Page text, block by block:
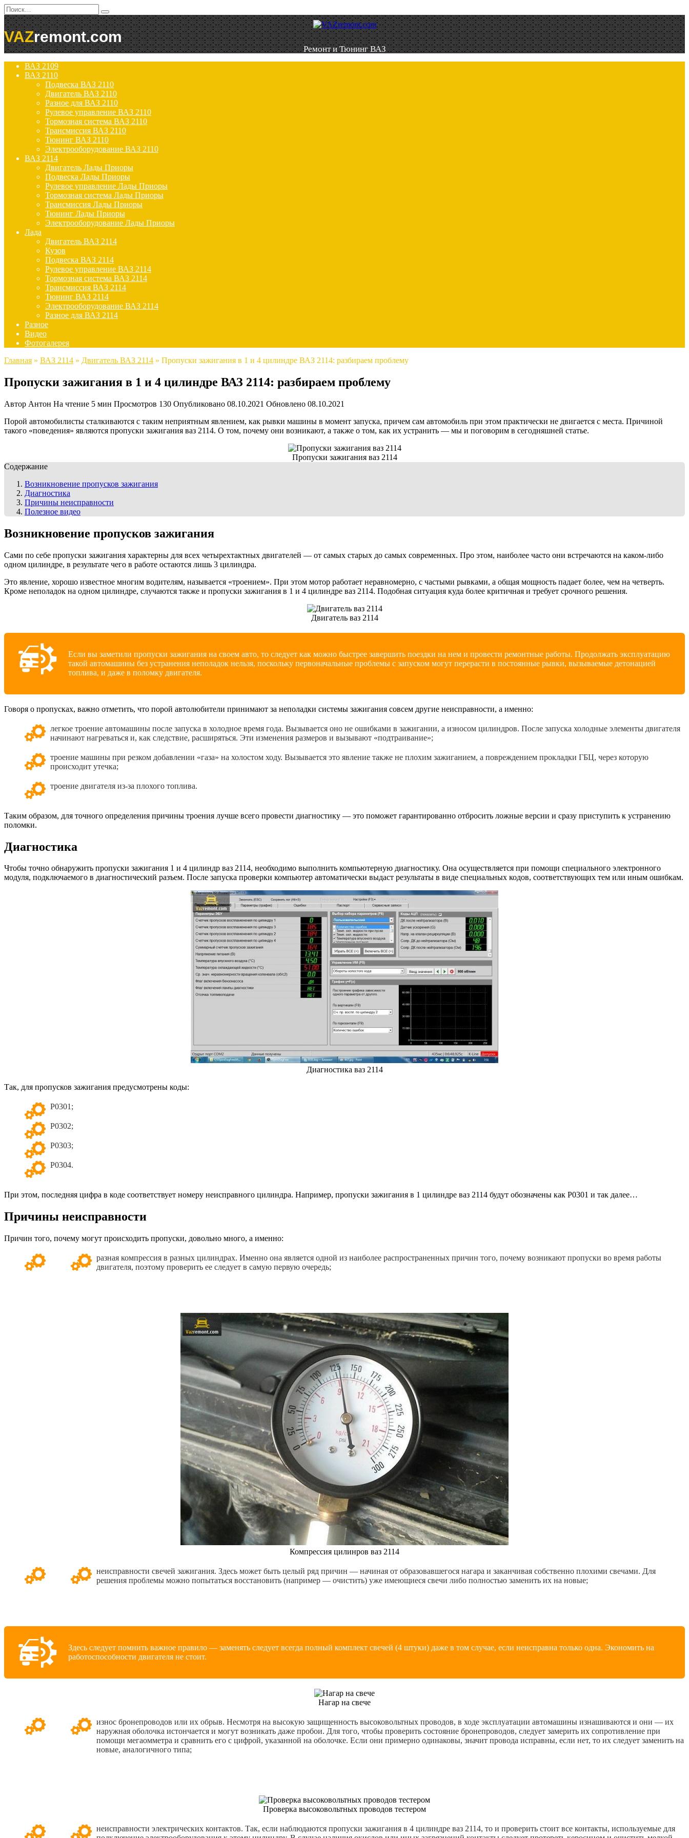
Перейти
к
содержанию
Search
for:
VAZremont.com
Ремонт и Тюнинг ВАЗ
ВАЗ 2109
ВАЗ 2110
Подвеска ВАЗ 2110
Двигатель ВАЗ 2110
Разное для ВАЗ 2110
Рулевое управление ВАЗ 2110
Тормозная система ВАЗ 2110
Трансмиссия ВАЗ 2110
Тюнинг ВАЗ 2110
Электрооборудование ВАЗ 2110
ВАЗ 2114
Двигатель Лады Приоры
Подвеска Лады Приоры
Рулевое управление Лады Приоры
Тормозная система Лады Приоры
Трансмиссия Лады Приоры
Тюнинг Лады Приоры
Электрооборудование Лады Приоры
Лада
Двигатель ВАЗ 2114
Кузов
Подвеска ВАЗ 2114
Рулевое управление ВАЗ 2114
Тормозная система ВАЗ 2114
Трансмиссия ВАЗ 2114
Тюнинг ВАЗ 2114
Электрооборудование ВАЗ 2114
Разное для ВАЗ 2114
Разное
Видео
Фотогалерея
Главная » ВАЗ 2114 » Двигатель ВАЗ 2114 » Пропуски зажигания в 1 и 4 цилиндре ВАЗ 2114: разбираем проблему
Пропуски зажигания в 1 и 4 цилиндре ВАЗ 2114: разбираем проблему
Автор Антон На чтение 5 мин Просмотров 130 Опубликовано 08.10.2021 Обновлено 08.10.2021
Порой автомобилисты сталкиваются с таким неприятным явлением, как рывки машины в момент запуска, причем сам автомобиль при этом практически не двигается с места. Причиной
такого «поведения» являются пропуски зажигания ваз 2114. О том, почему они возникают, а также о том, как их устранить — мы и поговорим в сегодняшней статье.
Пропуски зажигания ваз 2114
Содержание
Возникновение пропусков зажигания
Диагностика
Причины неисправности
Полезное видео
Возникновение пропусков зажигания
Сами по себе пропуски зажигания характерны для всех четырехтактных двигателей — от самых старых до самых современных. Про этом, наиболее часто они встречаются на каком-либо
одном цилиндре, в результате чего в работе остаются лишь 3 цилиндра.
Это явление, хорошо известное многим водителям, называется «троением». При этом мотор работает неравномерно, с частыми рывками, а общая мощность падает более, чем на четверть.
Кроме неполадок на одном цилиндре, случаются также и пропуски зажигания в 1 и 4 цилиндре ваз 2114. Подобная ситуация куда более критичная и требует срочного решения.
Двигатель ваз 2114
Если вы заметили пропуски зажигания на своем авто, то следует как можно быстрее завершить поездки на нем и провести ремонтные работы. Продолжать эксплуатацию
такой автомашины без устранения неполадок нельзя, поскольку первоначальные проблемы с запуском могут перерасти в постоянные рывки, вызываемые детонацией
топлива, и даже в поломку двигателя.
Говоря о пропусках, важно отметить, что порой автолюбители принимают за неполадки системы зажигания совсем другие неисправности, а именно:
легкое троение автомашины после запуска в холодное время года. Вызывается оно не ошибками в зажигании, а износом цилиндров. После запуска холодные элементы двигателя
начинают нагреваться и, как следствие, расширяться. Эти изменения размеров и вызывают «подтраивание»;
троение машины при резком добавлении «газа» на холостом ходу. Вызывается это явление также не плохим зажиганием, а повреждением прокладки ГБЦ, через которую
происходит утечка;
троение двигателя из-за плохого топлива.
Таким образом, для точного определения причины троения лучше всего провести диагностику — это поможет гарантированно отбросить ложные версии и сразу приступить к устранению
поломки.
Диагностика
Чтобы точно обнаружить пропуски зажигания 1 и 4 цилиндр ваз 2114, необходимо выполнить компьютерную диагностику. Она осуществляется при помощи специального электронного
модуля, подключаемого в диагностический разъем. После запуска проверки компьютер автоматически выдаст результаты в виде специальных кодов, соответствующих тем или иным ошибкам.
Диагностика ваз 2114
Так, для пропусков зажигания предусмотрены коды:
Р0301;
Р0302;
Р0303;
Р0304.
При этом, последняя цифра в коде соответствует номеру неисправного цилиндра. Например, пропуски зажигания в 1 цилиндре ваз 2114 будут обозначены как Р0301 и так далее…
Причины неисправности
Причин того, почему могут происходить пропуски, довольно много, а именно:
разная компрессия в разных цилиндрах. Именно она является одной из наиболее распространенных причин того, почему возникают пропуски во время работы
двигателя, поэтому проверить ее следует в самую первую очередь;
Компрессия цилинров ваз 2114
неисправности свечей зажигания. Здесь может быть целый ряд причин — начиная от образовавшегося нагара и заканчивая собственно плохими свечами. Для
решения проблемы можно попытаться восстановить (например — очистить) уже имеющиеся свечи либо полностью заменить их на новые;
Здесь следует помнить важное правило — заменять следует всегда полный комплект свечей (4 штуки) даже в том случае, если неисправна только одна. Экономить на
работоспособности двигателя не стоит.
Нагар на свече
износ бронепроводов или их обрыв. Несмотря на высокую защищенность высоковольтных проводов, в ходе эксплуатации автомашины изнашиваются и они — их
наружная оболочка истончается и могут возникать даже пробои. Для того, чтобы проверить состояние бронепроводов, следует замерить их сопротивление при
помощи мегаомметра и сравнить его с цифрой, указанной на оболочке. Если они примерно одинаковы, значит провода исправны, если нет, то их следует заменить на
новые, аналогичного типа;
Проверка высоковольтных проводов тестером
неисправности электрических контактов. Так, если наблюдаются пропуски зажигания в 4 цилиндре ваз 2114, то и проверить стоит все контакты, используемые для